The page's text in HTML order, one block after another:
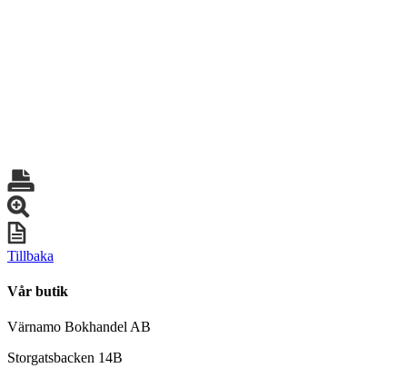
Tillbaka
Vår butik
Värnamo Bokhandel AB
Storgatsbacken 14B